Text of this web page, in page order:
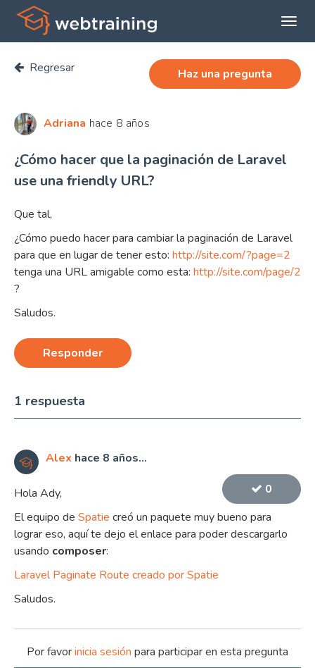
Regresar Haz una pregunta
Adriana hace 8 años
¿Cómo hacer que la paginación de Laravel
use una friendly URL?
Que tal,
¿Cómo puedo hacer para cambiar la paginación de Laravel
para que en lugar de tener esto: http://site.com/?page=2
tenga una URL amigable como esta: http://site.com/page/2
?
Saludos.
Responder
1 respuesta
Alex hace 8 años...
0
Hola Ady,
El equipo de Spatie creó un paquete muy bueno para
lograr eso, aquí te dejo el enlace para poder descargarlo
usando composer:
Laravel Paginate Route creado por Spatie
Saludos.
Por favorinicia sesión para participar en esta pregunta